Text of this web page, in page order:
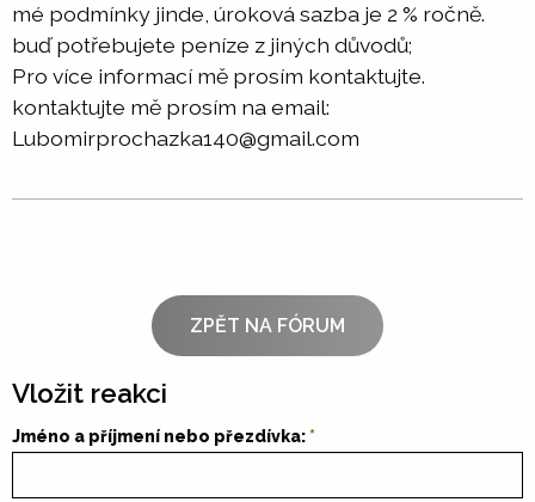
mé podmínky jinde, úroková sazba je 2 % ročně.
buď potřebujete peníze z jiných důvodů;
Pro více informací mě prosím kontaktujte.
kontaktujte mě prosím na email:
Lubomirprochazka140@gmail.com
ZPĚT NA FÓRUM
Vložit reakci
Jméno a příjmení nebo přezdívka: